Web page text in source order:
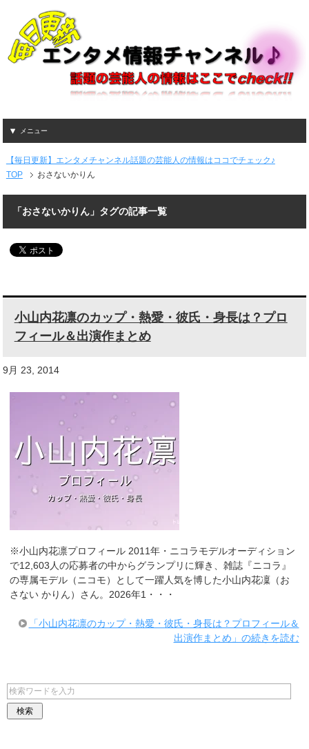
メニュー
【毎日更新】エンタメチャンネル話題の芸能人の情報はココでチェック♪
TOP
おさないかりん
「おさないかりん」タグの記事一覧
小山内花凛のカップ・熱愛・彼氏・身長は？プロ
フィール＆出演作まとめ
9月 23, 2014
※小山内花凛プロフィール 2011年・ニコラモデルオーディション
で12,603人の応募者の中からグランプリに輝き、雑誌『ニコラ』
の専属モデル（ニコモ）として一躍人気を博した小山内花凜（お
さない かりん）さん。2026年1・・・
「小山内花凛のカップ・熱愛・彼氏・身長は？プロフィール＆
出演作まとめ」の続きを読む